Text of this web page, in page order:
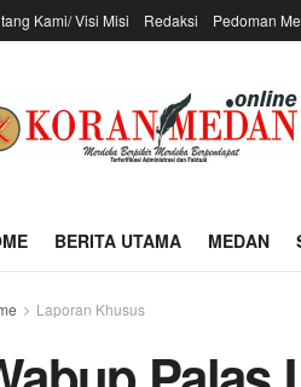
Kami/ Visi Misi Redaksi Pedoman
BERITA UTAMA MEDAN
Laporan Khusus